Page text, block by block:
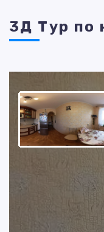
3Д Тур по